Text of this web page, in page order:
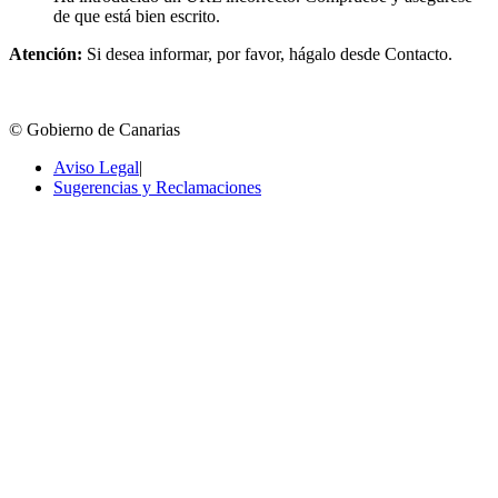
de que está bien escrito.
Atención: Si desea informar, por favor, hágalo desde Contacto.
© Gobierno de Canarias
Aviso Legal|
Sugerencias y Reclamaciones